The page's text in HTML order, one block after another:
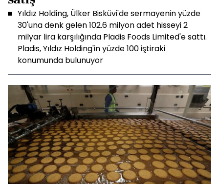
Yıldız Holding, Ülker Bisküvi'de sermayenin yüzde
30'una denk gelen 102.6 milyon adet hisseyi 2
milyar lira karşılığında Pladis Foods Limited'e sattı.
Pladis, Yıldız Holding'in yüzde 100 iştiraki
konumunda bulunuyor